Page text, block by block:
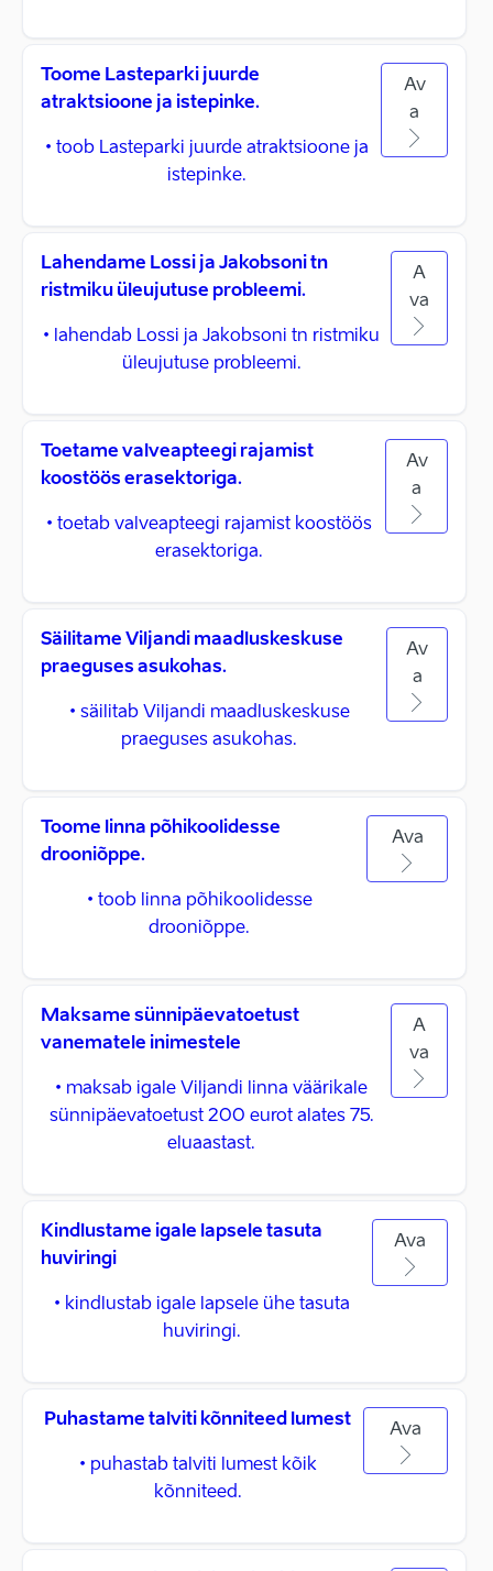
Toome Lasteparki juurde
atraktsioone ja istepinke.
• toob Lasteparki juurde atraktsioone ja
istepinke.
Av
a
Lahendame Lossi ja Jakobsoni tn
ristmiku üleujutuse probleemi.
• lahendab Lossi ja Jakobsoni tn ristmiku
üleujutuse probleemi.
A
va
Toetame valveapteegi rajamist
koostöös erasektoriga.
• toetab valveapteegi rajamist koostöös
erasektoriga.
Av
a
Säilitame Viljandi maadluskeskuse
praeguses asukohas.
• säilitab Viljandi maadluskeskuse
praeguses asukohas.
Av
a
Toome linna põhikoolidesse
drooniõppe.
• toob linna põhikoolidesse
drooniõppe.
Ava
Maksame sünnipäevatoetust
vanematele inimestele
• maksab igale Viljandi linna väärikale
sünnipäevatoetust 200 eurot alates 75.
eluaastast.
A
va
Kindlustame igale lapsele tasuta
huviringi
• kindlustab igale lapsele ühe tasuta
huviringi.
Ava
Puhastame talviti kõnniteed lumest
• puhastab talviti lumest kõik
kõnniteed.
Ava